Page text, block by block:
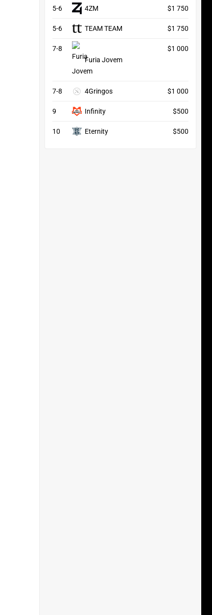
5-6 4ZM $1 750
5-6 TEAM TEAM $1 750
7-8
Furia Jovem
$1 000
7-8 4Gringos $1 000
9 Infinity $500
10 Eternity $500